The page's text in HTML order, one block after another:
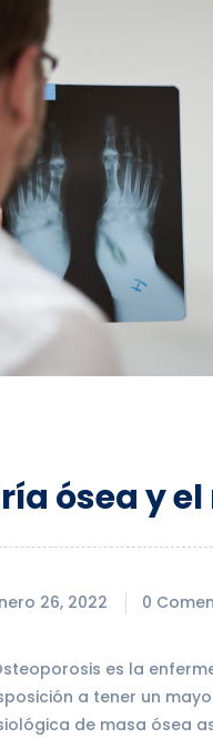
ósea y
26, 2022 0
es la
a tener un
de masa ósea